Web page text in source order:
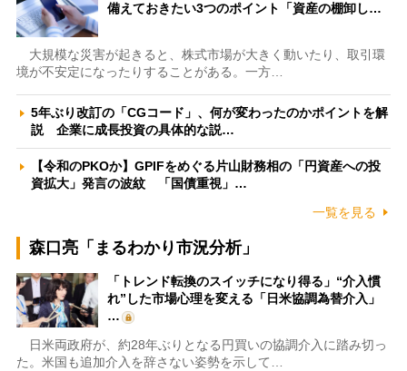
備えておきたい3つのポイント「資産の棚卸し…
大規模な災害が起きると、株式市場が大きく動いたり、取引環
境が不安定になったりすることがある。一方…
5年ぶり改訂の「CGコード」、何が変わったのかポイントを解
説 企業に成長投資の具体的な説…
【令和のPKOか】GPIFをめぐる片山財務相の「円資産への投
資拡大」発言の波紋 「国債重視」…
一覧を見る
森口亮「まるわかり市況分析」
「トレンド転換のスイッチになり得る」“介入慣
れ”した市場心理を変える「日米協調為替介入」
…
日米両政府が、約28年ぶりとなる円買いの協調介入に踏み切っ
た。米国も追加介入を辞さない姿勢を示して…